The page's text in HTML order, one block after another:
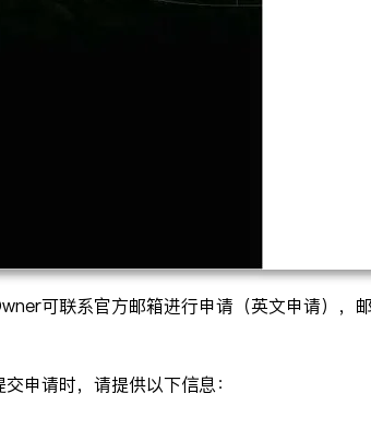
可联系官方邮箱进行申请（英文申请）
申请时，请提供以下信息：